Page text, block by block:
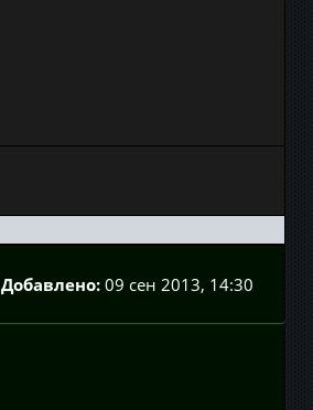
Добавлено: 09 сен 2013, 14:30